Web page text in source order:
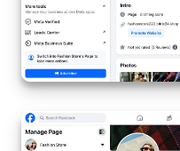
On-Premise de